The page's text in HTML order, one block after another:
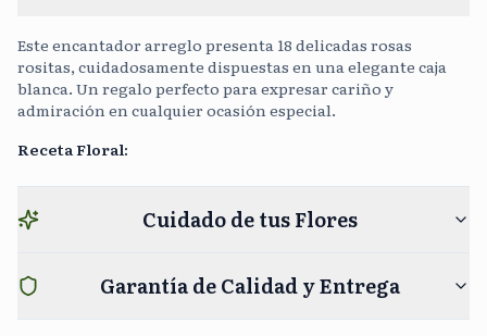
0/400
Este encantador arreglo presenta 18 delicadas rosas
rositas, cuidadosamente dispuestas en una elegante caja
blanca. Un regalo perfecto para expresar cariño y
admiración en cualquier ocasión especial.
Receta Floral:
Cuidado de tus Flores
Garantía de Calidad y Entrega